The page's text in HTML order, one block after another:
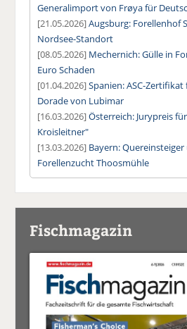
Generalimport von Frøya für
[21.05.2026]Augsburg: Forellenhof
Nordsee-Standort
[08.05.2026] Mechernich: Gülle in
Euro Schaden
[01.04.2026]Spanien: ASC-
Dorade von Lubimar
[16.03.2026]Österreich: Jurypreis
Kroisleitner"
[13.03.2026] Bayern:
Forellenzucht Thoosmühle
Fischmagazin